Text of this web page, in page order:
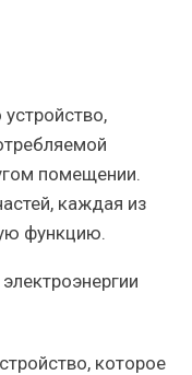
помещении.
каждая из
функцию.
которое